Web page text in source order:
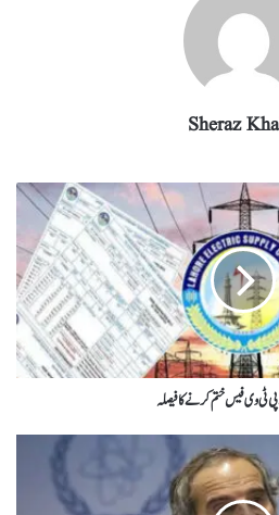
Sheraz
ٹی وی فیس ختم کرنے کافیصلہ